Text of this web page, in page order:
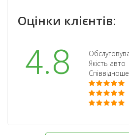
Оцінки клієнтів:
4.8
Якість авто